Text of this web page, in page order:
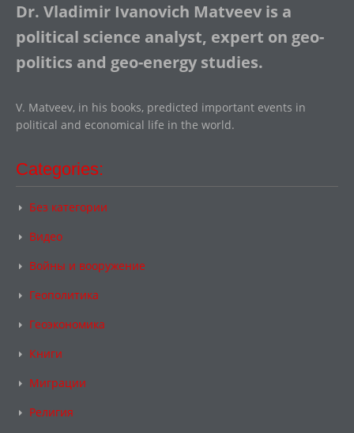
Dr. Vladimir Ivanovich Matveev is a
political science analyst, expert on geo-
politics and geo-energy studies.
V. Matveev, in his books, predicted important events in
political and economical life in the world.
Categories:
Без категории
Видео
Войны и вооружение
Геополитика
Геоэкономика
Книги
Миграции
Религия